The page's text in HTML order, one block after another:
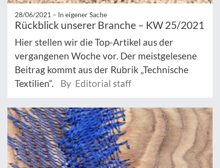
28/06/2021 – In eigener Sache
Rückblick unserer Branche – KW 25/2021
Hier stellen wir die Top-Artikel aus der
vergangenen Woche vor. Der meistgelesene
Beitrag kommt aus der Rubrik „Technische
Textilien“.
By Editorial staff